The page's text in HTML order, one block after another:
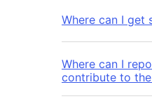
Where can I get
Where can I
contribute to